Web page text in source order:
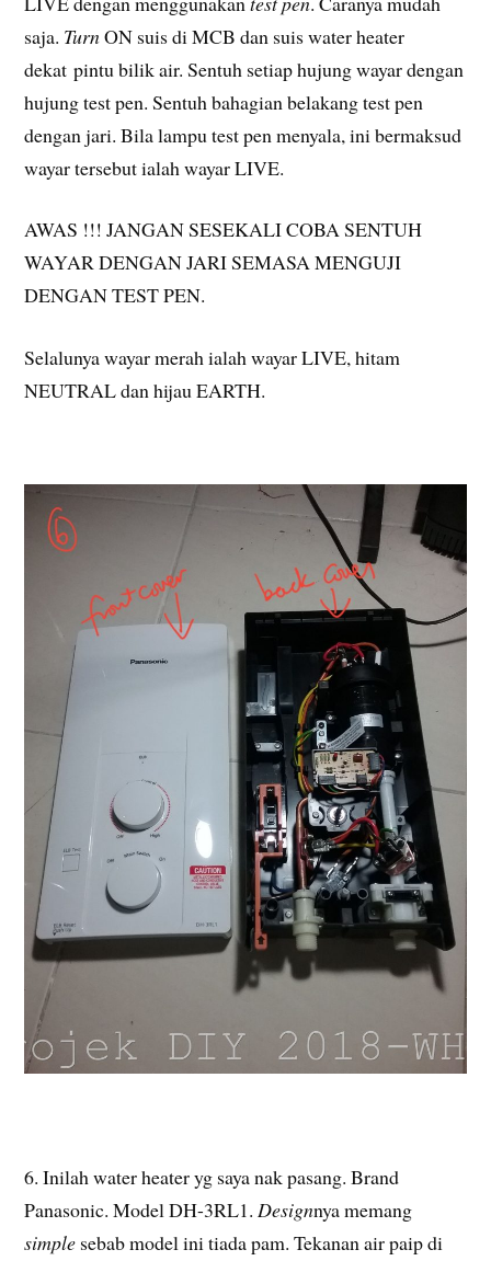
saja. TurnON suis di MCB dan suis water heater
dekat pintu bilik air. Sentuh setiap hujung wayar dengan
hujung test pen. Sentuh bahagian belakang test pen
dengan jari. Bila lampu test pen menyala, ini bermaksud
wayar tersebut ialah wayar LIVE.
AWAS !!! JANGAN SESEKALI COBA SENTUH
WAYAR DENGAN JARI SEMASA MENGUJI
DENGAN TEST PEN.
Selalunya wayar merah ialah wayar LIVE, hitam
NEUTRAL dan hijau EARTH.
6. Inilah water heater yg saya nak pasang. Brand
Panasonic. Model DH-3RL1.Designnya memang
simple sebab model ini tiada pam. Tekanan air paip di